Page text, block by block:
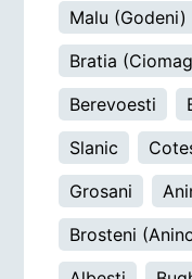
Malu (Godeni)
Bratia
Berevoesti
Slanic
Grosani
Brosteni